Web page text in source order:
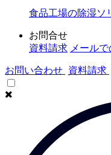
食品工場の除湿ソ
お問合せ
資料請求 メール
お問い合わせ 資料請求